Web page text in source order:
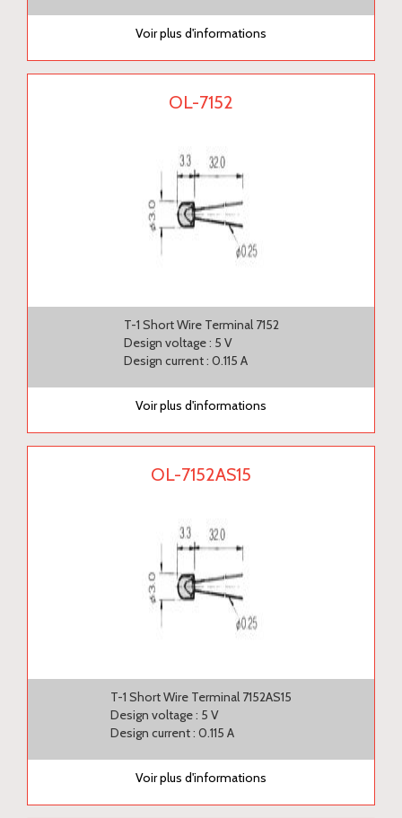
Voir plus d'informations
OL-7152
T-1 Short Wire Terminal 7152
Design voltage : 5 V
Design current : 0.115 A
Voir plus d'informations
OL-7152AS15
T-1 Short Wire Terminal 7152AS15
Design voltage : 5 V
Design current : 0.115 A
Voir plus d'informations